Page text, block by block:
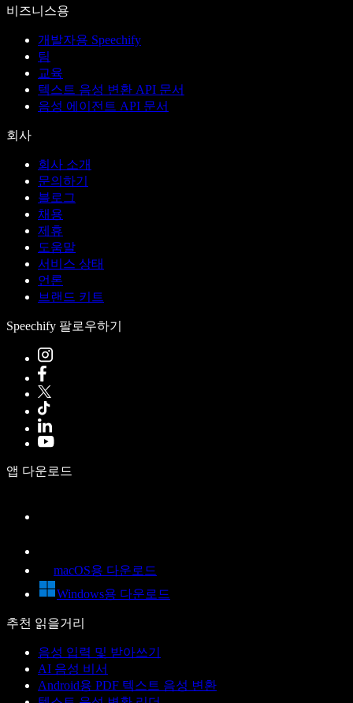
비즈니스용
개발자용 Speechify
팀
교육
텍스트 음성 변환 API 문서
음성 에이전트 API 문서
회사
회사 소개
문의하기
블로그
채용
제휴
도움말
서비스 상태
언론
브랜드 키트
Speechify 팔로우하기
앱 다운로드
macOS용 다운로드
Windows용 다운로드
추천 읽을거리
음성 입력 및 받아쓰기
AI 음성 비서
Android용 PDF 텍스트 음성 변환